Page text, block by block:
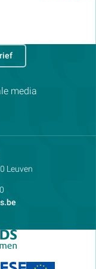
Leuven
media